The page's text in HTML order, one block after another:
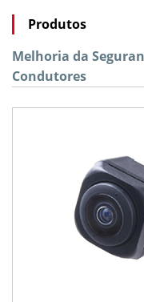
Produtos
Melhoria da
Condutores